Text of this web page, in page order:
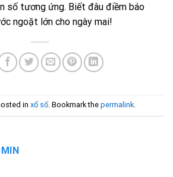
số tương ứng. Biết đâu điềm báo
ngoặt lớn cho ngày mai!
in xổ số . Bookmark the permalink